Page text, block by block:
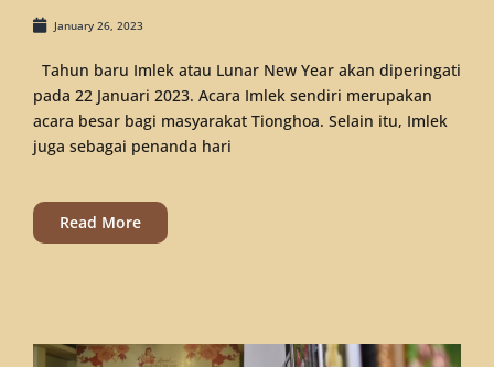
January 26, 2023
Tahun baru Imlek atau Lunar New Year akan diperingati
pada 22 Januari 2023. Acara Imlek sendiri merupakan
acara besar bagi masyarakat Tionghoa. Selain itu, Imlek
juga sebagai penanda hari
Read More